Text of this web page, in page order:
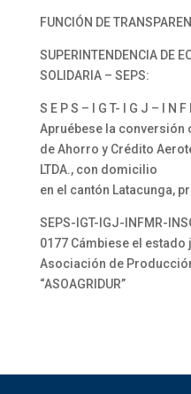
FUNCIÓN DE
SUPERINTENDENCIA DE
SOLIDARIA – SEPS:
S E P S – I G T- I G J – I N
Apruébese la conversión
de Ahorro y Crédito
LTDA., con domicilio
en el cantón Latacunga,
SEPS-IGT-IGJ-INFMR-
0177 Cámbiese el
Asociación de
“ASOAGRIDUR”